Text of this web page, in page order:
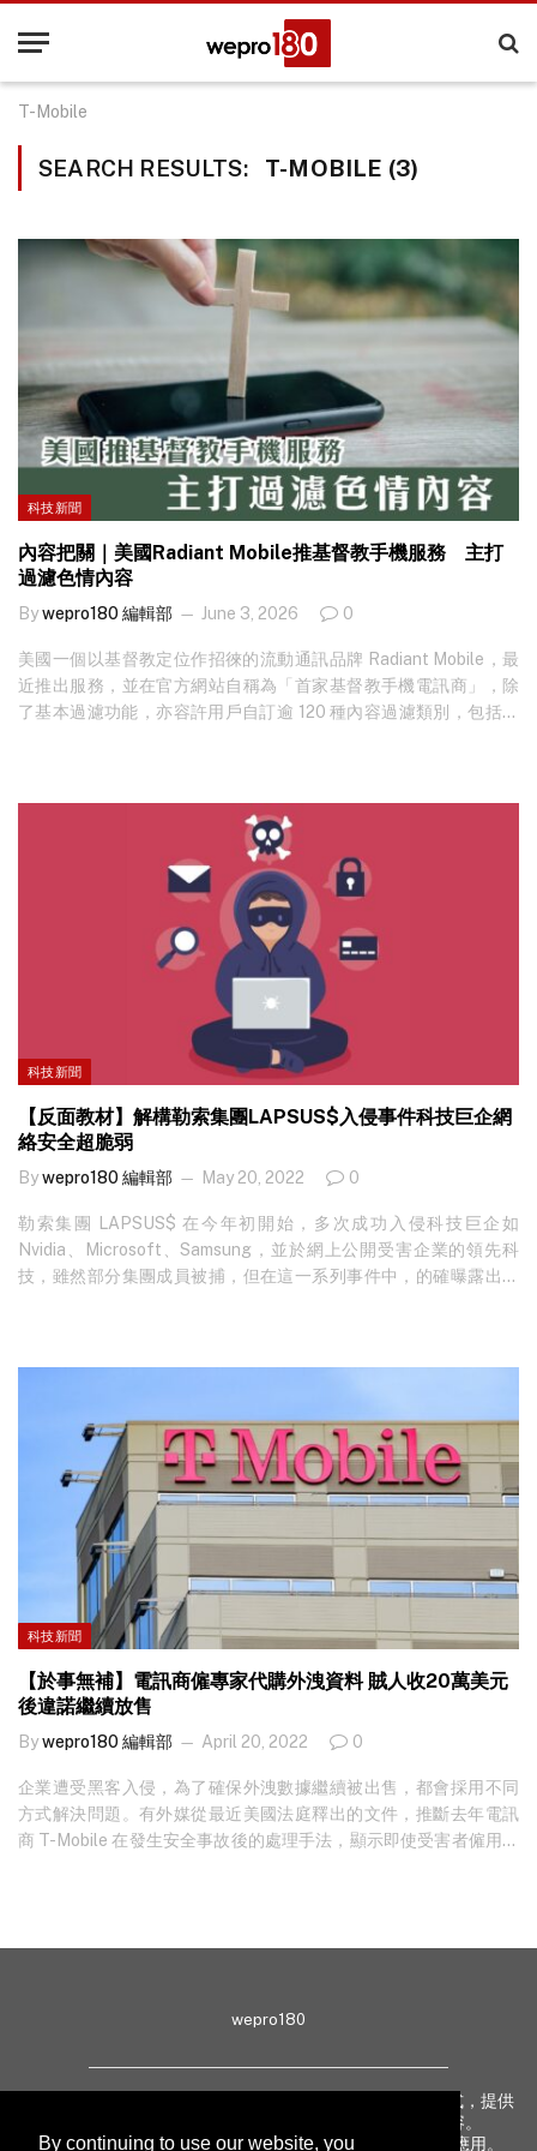
By continuing to use our website, you
T-Mobile
SEARCH RESULTS: T-MOBILE (3)
科技新聞
內容把關｜美國Radiant Mobile推基督教手機服務 主打
過濾色情內容
Bywepro180 編輯部 June 3, 2026 0
美國一個以基督教定位作招徠的流動通訊品牌 Radiant Mobile，最
近推出服務，並在官方網站自稱為「首家基督教手機電訊商」，除
了基本過濾功能，亦容許用戶自訂逾 120 種內容過濾類別，包括墮
Post》報道指，該平台設有 network-level firewall，可攔截色情及
其他被視為不當的內容，以減少兒童在網上接觸相關資訊的機會。
官方網站顯示，Radiant Mobile 透過與 Compax 合作提供服務，並
使用 T-Mobile 網絡，月費計劃包括無限通話、短訊及數據。 據
科技新聞
【反面教材】解構勒索集團LAPSUS$入侵事件科技巨企網
絡安全超脆弱
Bywepro180 編輯部 May 20, 2022 0
勒索集團 LAPSUS$ 在今年初開始，多次成功入侵科技巨企如
Nvidia、Microsoft、Samsung，並於網上公開受害企業的領先科
技，雖然部分集團成員被捕，但在這一系列事件中，的確曝露出大
攻陷，當中包括 Microsoft 部分應用服務如搜尋引擎 Bing、Bing
Maps 及智能個人助理 Cortana、Nvidia 的 LiteHash Rate
（LHR）及 DLSS 技術、Samsung…
科技新聞
【於事無補】電訊商僱專家代購外洩資料 賊人收20萬美元
後違諾繼續放售
Bywepro180 編輯部 April 20, 2022 0
企業遭受黑客入侵，為了確保外洩數據繼續被出售，都會採用不同
方式解決問題。有外媒從最近美國法庭釋出的文件，推斷去年電訊
商 T-Mobile 在發生安全事故後的處理手法，顯示即使受害者僱用專
據文件所載，去年八月期間一個專門售賣個人私隱資料的地下網站
商。記者翻查資料推斷受害企業應為 T-Mobile，但對方一直未有對
家，先以五萬美元向對方購買資料樣本，確認資料屬實，便開價 15
萬美元買斷該資料庫，不過對方在收取合共 20 萬美元後，並未有守
wepro180
wepro180 由 IT 業界專家組成，以生動有趣、深入淺出方式，提供
最新 IT 動態、趨勢、技術、行業熱話、專題報導等內容。
致力提升亞太地區科技知識及網絡安全意識，促進新技術應用。